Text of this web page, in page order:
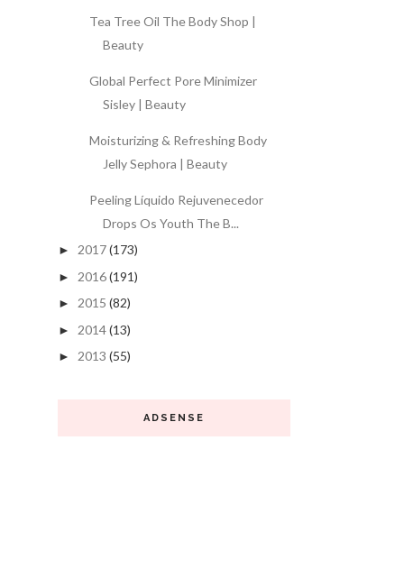
Tea Tree Oil The Body Shop |
Beauty
Global Perfect Pore Minimizer
Sisley | Beauty
Moisturizing & Refreshing Body
Jelly Sephora | Beauty
Peeling Líquido Rejuvenecedor
Drops Os Youth The B...
► 2017(173)
► 2016(191)
► 2015 (82)
► 2014(13)
► 2013 (55)
ADSENSE